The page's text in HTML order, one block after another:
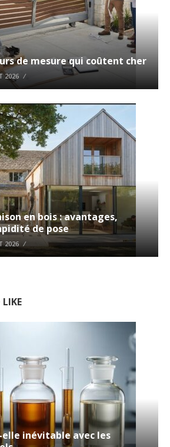
de mesure qui coûtent cher
2026
en bois : avantages,
de pose
2026
inévitable avec les